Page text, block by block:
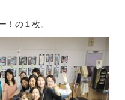
！の１枚。